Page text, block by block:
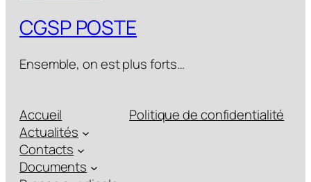
CGSP POSTE
Ensemble, on est plus forts…
Accueil
Actualités
Contacts
Documents
Politique de confidentialité